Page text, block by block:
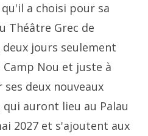
a choisi pour sa
Théâtre Grec de
jours seulement
Nou et juste à
deux nouveaux
auront lieu au Palau
2027 et s'ajoutent aux